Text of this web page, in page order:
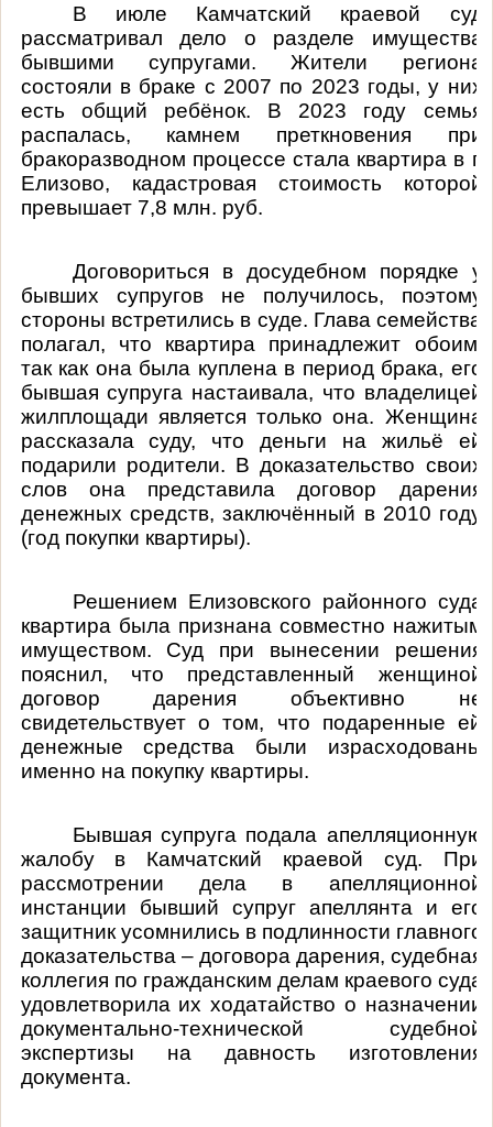
В июле Камчатский краевой суд
рассматривал дело о разделе имущества
бывшими супругами. Жители региона
состояли в браке с 2007 по 2023 годы, у них
есть общий ребёнок. В 2023 году семья
распалась, камнем преткновения при
бракоразводном процессе стала квартира в г.
Елизово, кадастровая стоимость которой
превышает 7,8 млн. руб.
Договориться в досудебном порядке у
бывших супругов не получилось, поэтому
стороны встретились в суде. Глава семейства
полагал, что квартира принадлежит обоим,
так как она была куплена в период брака, его
бывшая супруга настаивала, что владелицей
жилплощади является только она. Женщина
рассказала суду, что деньги на жильё ей
подарили родители. В доказательство своих
слов она представила договор дарения
денежных средств, заключённый в 2010 году
(год покупки квартиры).
Решением Елизовского районного суда
квартира была признана совместно нажитым
имуществом. Суд при вынесении решения
пояснил, что представленный женщиной
договор дарения объективно не
свидетельствует о том, что подаренные ей
денежные средства были израсходованы
именно на покупку квартиры.
Бывшая супруга подала апелляционную
жалобу в Камчатский краевой суд. При
рассмотрении дела в апелляционной
инстанции бывший супруг апеллянта и его
защитник усомнились в подлинности главного
доказательства – договора дарения, судебная
коллегия по гражданским делам краевого суда
удовлетворила их ходатайство о назначении
документально-технической судебной
экспертизы на давность изготовления
документа.